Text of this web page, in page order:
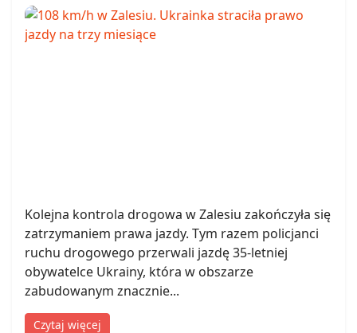
Kolejna kontrola drogowa w Zalesiu zakończyła się
zatrzymaniem prawa jazdy. Tym razem policjanci
ruchu drogowego przerwali jazdę 35-letniej
obywatelce Ukrainy, która w obszarze
zabudowanym znacznie...
Czytaj więcej